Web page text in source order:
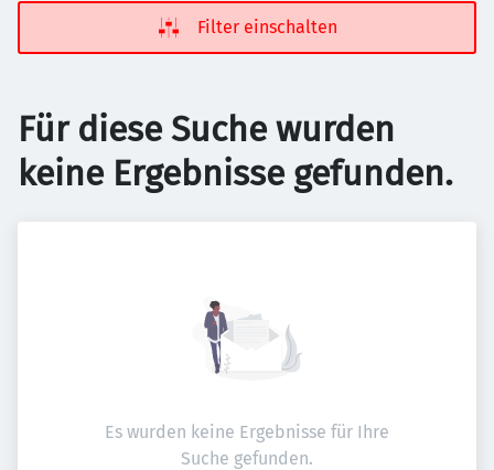
Filter einschalten
Für diese Suche wurden
keine Ergebnisse gefunden.
Es wurden keine Ergebnisse für Ihre
Suche gefunden.